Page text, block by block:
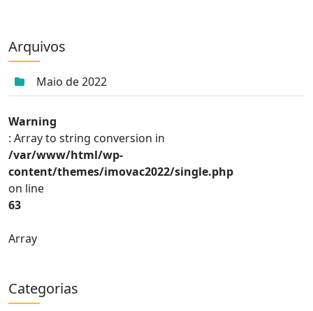
Arquivos
Maio de 2022
Warning
: Array to string conversion in
/var/www/html/wp-
content/themes/imovac2022/single.php
on line
63
Array
Categorias